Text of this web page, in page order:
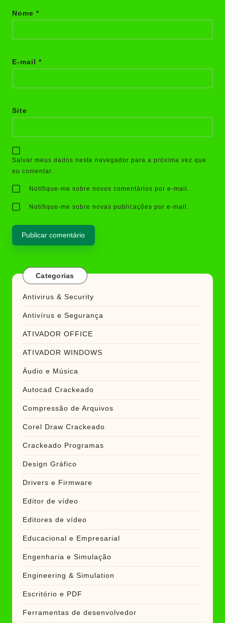
Nome *
E-mail *
Site
Salvar meus dados neste navegador para a próxima vez que
eu comentar.
Notifique-me sobre novos comentários por e-mail.
Notifique-me sobre novas publicações por e-mail.
Categorias
Antivirus & Security
Antivírus e Segurança
ATIVADOR OFFICE
ATIVADOR WINDOWS
Áudio e Música
Autocad Crackeado
Compressão de Arquivos
Corel Draw Crackeado
Crackeado Programas
Design Gráfico
Drivers e Firmware
Editor de vídeo
Editores de vídeo
Educacional e Empresarial
Engenharia e Simulação
Engineering & Simulation
Escritório e PDF
Ferramentas de desenvolvedor